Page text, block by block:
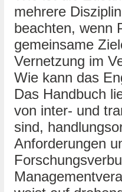
mehrere
beachten, wenn
gemeinsame
Vernetzung im
Wie kann das
Das Handbuch
von inter- und
sind,
Anforderungen